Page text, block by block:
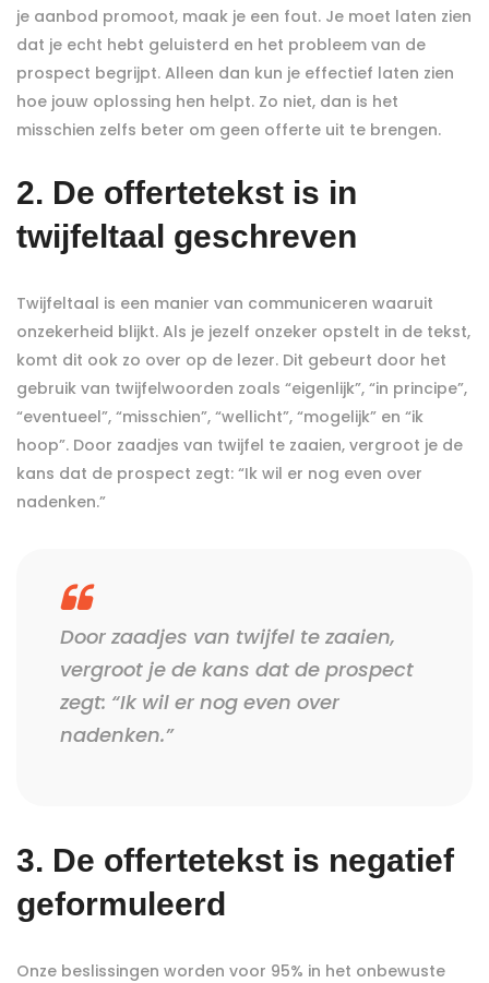
je aanbod promoot, maak je een fout. Je moet laten zien
dat je echt hebt geluisterd en het probleem van de
prospect begrijpt. Alleen dan kun je effectief laten zien
hoe jouw oplossing hen helpt. Zo niet, dan is het
misschien zelfs beter om geen offerte uit te brengen.
2. De offertetekst is in
twijfeltaal geschreven
Twijfeltaal is een manier van communiceren waaruit
onzekerheid blijkt. Als je jezelf onzeker opstelt in de tekst,
komt dit ook zo over op de lezer. Dit gebeurt door het
gebruik van twijfelwoorden zoals “eigenlijk”, “in principe”,
“eventueel”, “misschien”, “wellicht”, “mogelijk” en “ik
hoop”. Door zaadjes van twijfel te zaaien, vergroot je de
kans dat de prospect zegt: “Ik wil er nog even over
nadenken.”
Door zaadjes van twijfel te zaaien,
vergroot je de kans dat de prospect
zegt: “Ik wil er nog even over
nadenken.”
3. De offertetekst is negatief
geformuleerd
Onze beslissingen worden voor 95% in het onbewuste